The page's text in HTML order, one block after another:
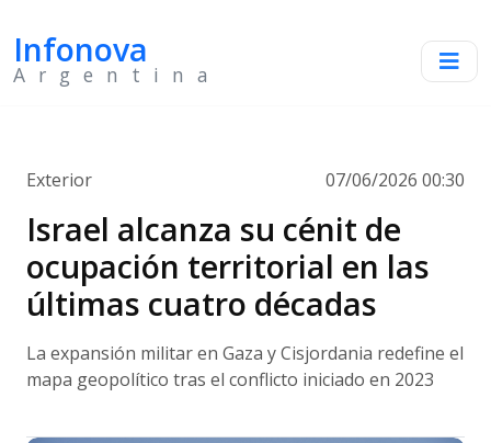
Infonova
Argentina
Exterior 07/06/2026 00:30
Israel alcanza su cénit de
ocupación territorial en las
últimas cuatro décadas
La expansión militar en Gaza y Cisjordania redefine el
mapa geopolítico tras el conflicto iniciado en 2023